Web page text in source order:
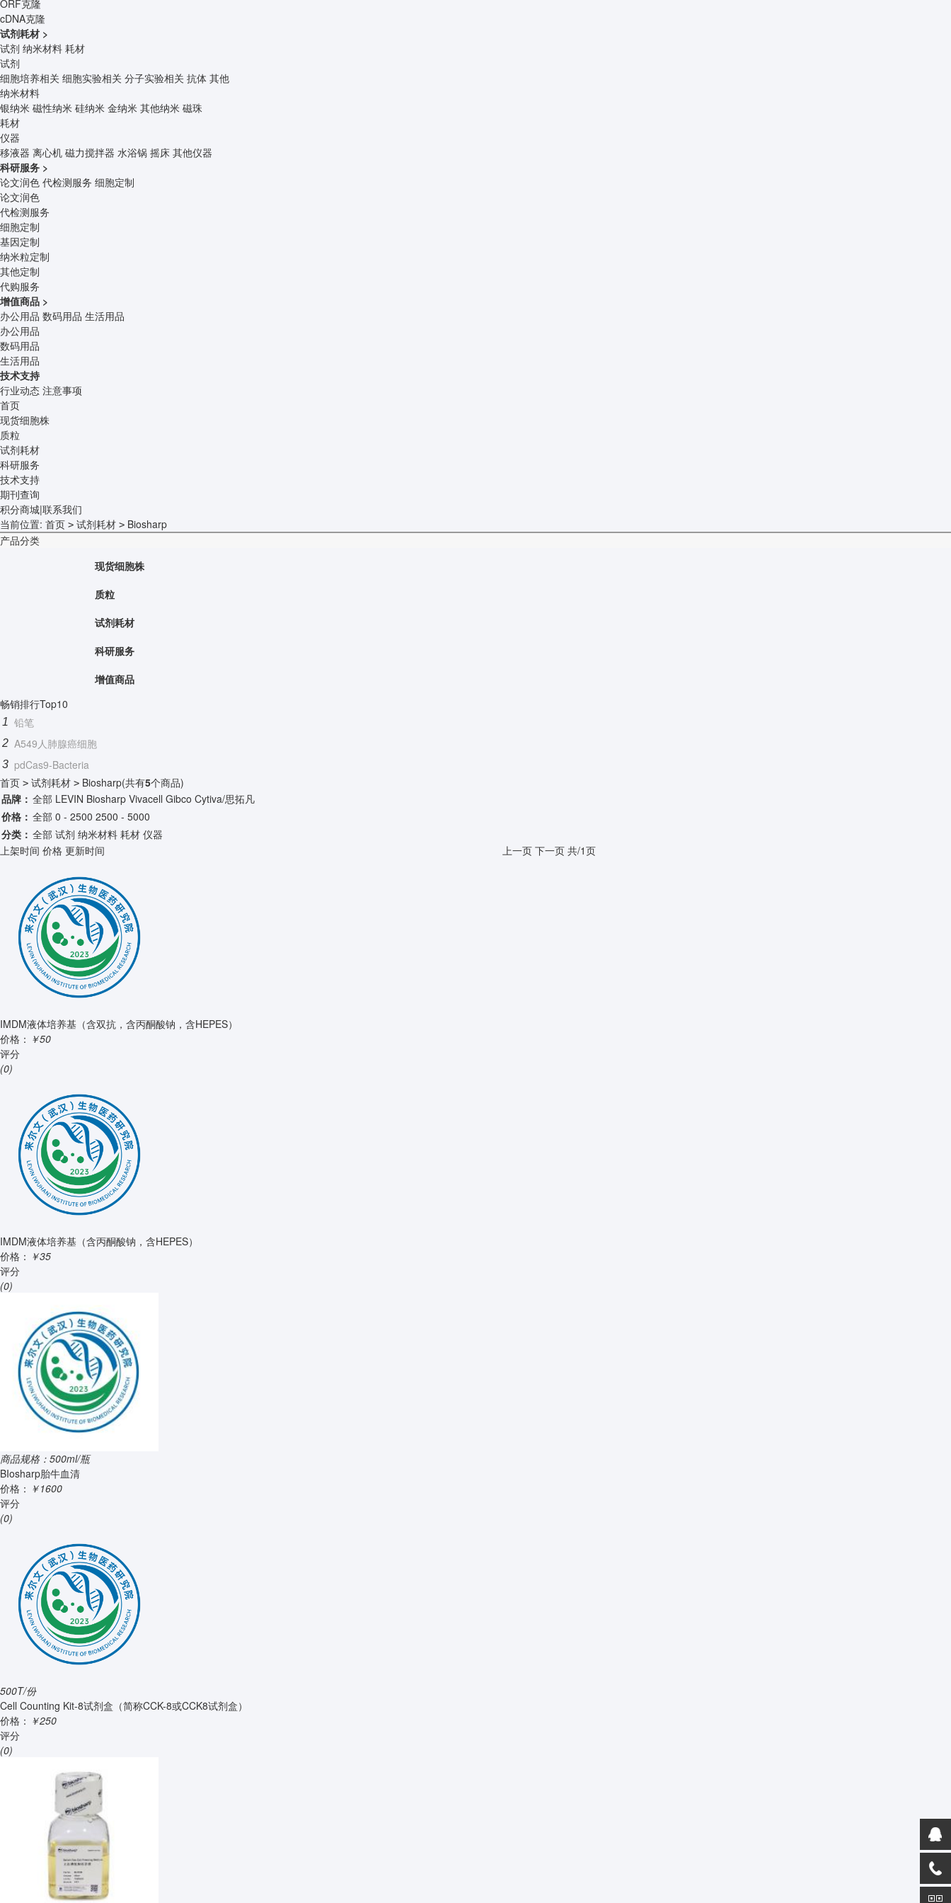
ORF克隆
cDNA克隆
试剂耗材 >
试剂 纳米材料 耗材
试剂
细胞培养相关 细胞实验相关 分子实验相关 抗体 其他
纳米材料
银纳米 磁性纳米 硅纳米 金纳米 其他纳米 磁珠
耗材
仪器
移液器 离心机 磁力搅拌器 水浴锅 摇床 其他仪器
科研服务 >
论文润色 代检测服务 细胞定制
论文润色
代检测服务
细胞定制
基因定制
纳米粒定制
其他定制
代购服务
增值商品 >
办公用品 数码用品 生活用品
办公用品
数码用品
生活用品
技术支持
行业动态 注意事项
首页
现货细胞株
质粒
试剂耗材
科研服务
技术支持
期刊查询
积分商城|联系我们
当前位置: 首页 > 试剂耗材 > Biosharp
产品分类
现货细胞株
质粒
试剂耗材
科研服务
增值商品
畅销排行Top10
1 铅笔
2 A549人肺腺癌细胞
3 pdCas9-Bacteria
首页 > 试剂耗材 > Biosharp(共有5个商品)
品牌： 全部 LEVIN Biosharp Vivacell Gibco Cytiva/思拓凡
价格： 全部 0 - 2500 2500 - 5000
分类： 全部 试剂 纳米材料 耗材 仪器
上架时间 价格 更新时间 上一页 下一页 共/1页
IMDM液体培养基（含双抗，含丙酮酸钠，含HEPES）
价格： ￥50
评分
(0)
IMDM液体培养基（含丙酮酸钠，含HEPES）
价格： ￥35
评分
(0)
商品规格：500ml/瓶
BIosharp胎牛血清
价格： ￥1600
评分
(0)
500T/份
Cell Counting Kit-8试剂盒（简称CCK-8或CCK8试剂盒）
价格： ￥250
评分
(0)